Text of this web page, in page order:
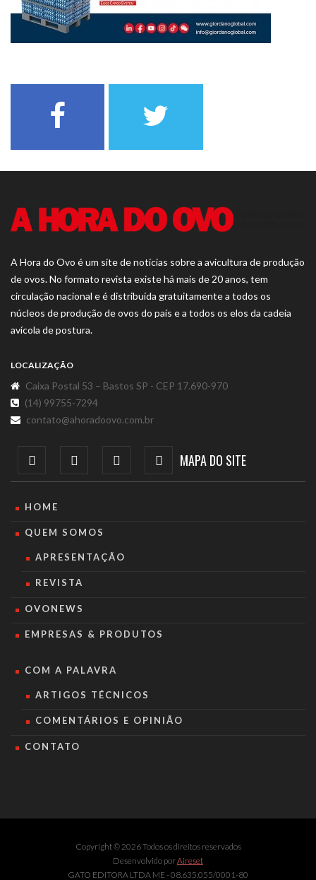
A Hora do Ovo é um site de notícias sobre a avicultura de produção
de ovos. No formato revista existe há mais de 20 anos, tem
circulação nacional e é distribuída gratuitamente a todos os
núcleos de produção de ovos do país e a todos os elos da cadeia
avícola de postura.
LOCALIZAÇÃO
Caixa Postal 53 – Bastos SP - CEP 17.690-970
(14) 99755-7294
contato@ahoradoovo.com.br
MAPA DO SITE
HOME
QUEM SOMOS
APRESENTAÇÃO
REVISTA
OVONEWS
EMPRESAS & PRODUTOS
COM A PALAVRA
ARTIGOS TÉCNICOS
COMENTÁRIOS E OPINIÃO
CONTATO
Copyright © 2026 Todos os direitos reservados
Desenvolvido porAireset
GATO EDITORA LTDA ME - 08.635.055/0001-80